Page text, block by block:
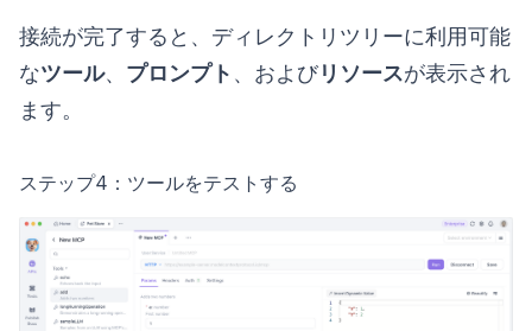
接続が完了すると、ディレクトリツリーに利用可能
なツール、 プロンプト 、およびリソースが表示され
ます。
ステップ4：ツールをテストする